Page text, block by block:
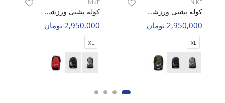
NIKE
کوله پشتی ورزشی Unisex نایک Nike Arivia U
2,950,000 تومان
XL
NIKE
کوله پشتی ورزشی Unisex نایک Nike Arivia U
2,950,000 تومان
XL